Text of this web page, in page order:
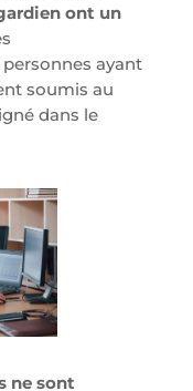
ont un
ayant
soumis au
dans le
ne sont